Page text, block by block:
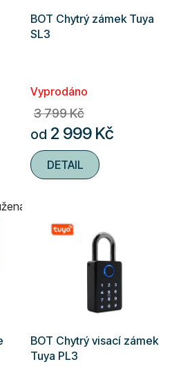
délka
BOT Chytrý zámek Tuya
SL3
Vyprodáno
od 2 999 Kč
3 799 Kč
DETAIL
BOT Chytrý visací zámek
Tuya PL3